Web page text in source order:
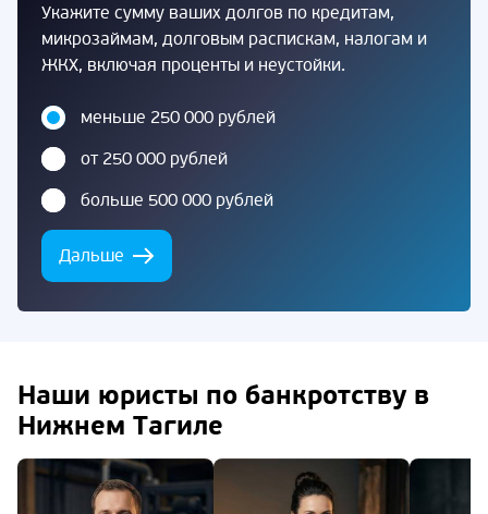
Укажите сумму ваших долгов по кредитам,
микрозаймам, долговым распискам, налогам и
ЖКХ, включая проценты и неустойки.
меньше 250 000 рублей
от 250 000 рублей
больше 500 000 рублей
Дальше
Наши юристы по банкротству в
Нижнем Тагиле